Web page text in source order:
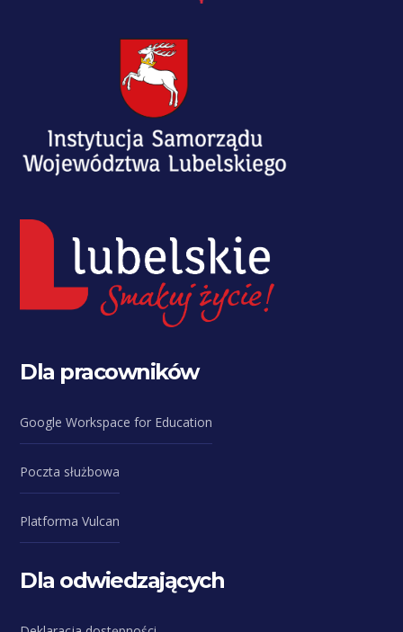
Dla pracowników
Google Workspace for Education
Poczta służbowa
Platforma Vulcan
Dla odwiedzających